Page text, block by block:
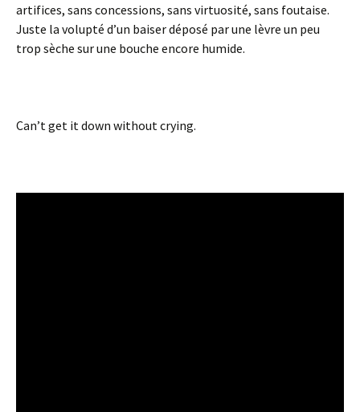
artifices, sans concessions, sans virtuosité, sans foutaise.
Juste la volupté d’un baiser déposé par une lèvre un peu
trop sèche sur une bouche encore humide.
Can’t get it down without crying.